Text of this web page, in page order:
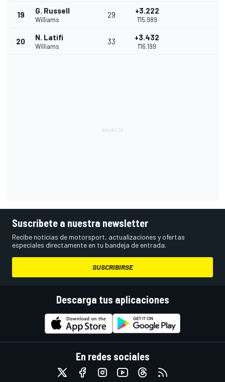
19 G. Russell
Williams
29 +3.222
1'15.989
20 N. Latifi
Williams
33 +3.432
1'16.199
Suscríbete a nuestra newsletter
Recibe noticias de motorsport, actualizaciones y ofertas
especiales directamente en tu bandeja de entrada.
SUSCRIBIRSE
Descarga tus aplicaciones
En redes sociales